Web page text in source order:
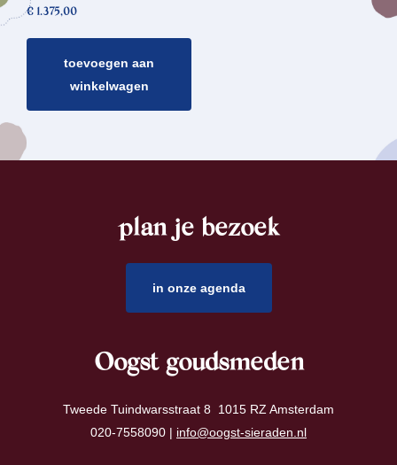
€ 1.375,00
toevoegen aan
winkelwagen
plan je bezoek
in onze agenda
Oogst goudsmeden
Tweede Tuindwarsstraat 8 1015 RZ Amsterdam
020-7558090 | info@oogst-sieraden.nl